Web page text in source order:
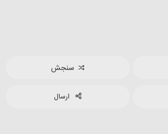
سنجش
ارسال